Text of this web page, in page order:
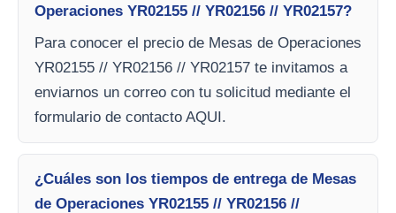
Operaciones YR02155 // YR02156 // YR02157?
Para conocer el precio de Mesas de Operaciones
YR02155 // YR02156 // YR02157 te invitamos a
enviarnos un correo con tu solicitud mediante el
formulario de contacto AQUI.
¿Cuáles son los tiempos de entrega de Mesas
de Operaciones YR02155 // YR02156 //